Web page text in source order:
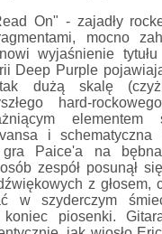
On" - zajadły
mocno
wyjaśnienie
Deep Purple
dużą skalę
hard-
elementem
i schematyczna
gra Paice'a na
zespół posunął
z głosem,
w szyderczym
koniec piosenki.